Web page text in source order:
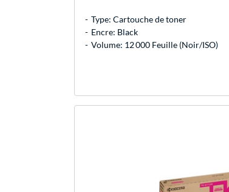
Type: Cartouche de toner
Encre: Black
Volume: 12 000 Feuille (Noir/ISO)